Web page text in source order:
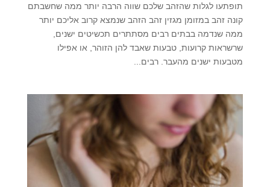
תופתעו לגלות שהזהב שלכם שווה הרבה יותר ממה שחשבתם
קונה זהב במזומן מגזין זהב הזהב שנמצא קרוב אליכם יותר
ממה שנדמה בבתים רבים מסתתרים תכשיטים ישנים,
שרשראות קרועות, טבעות שאבד להן הזוהר, או אפילו
מטבעות ישנים מהעבר. רבים...